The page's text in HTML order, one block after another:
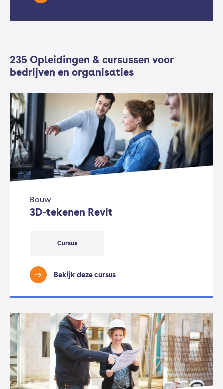
235 Opleidingen & cursussen voor
bedrijven en organisaties
Bouw
3D-tekenen Revit
Cursus
Bekijk deze cursus